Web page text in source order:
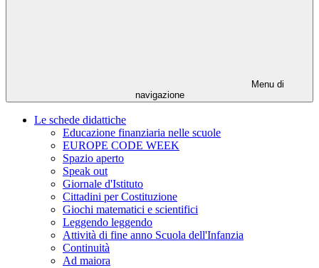
Menu di
navigazione
Le schede didattiche
Educazione finanziaria nelle scuole
EUROPE CODE WEEK
Spazio aperto
Speak out
Giornale d'Istituto
Cittadini per Costituzione
Giochi matematici e scientifici
Leggendo leggendo
Attività di fine anno Scuola dell'Infanzia
Continuità
Ad maiora